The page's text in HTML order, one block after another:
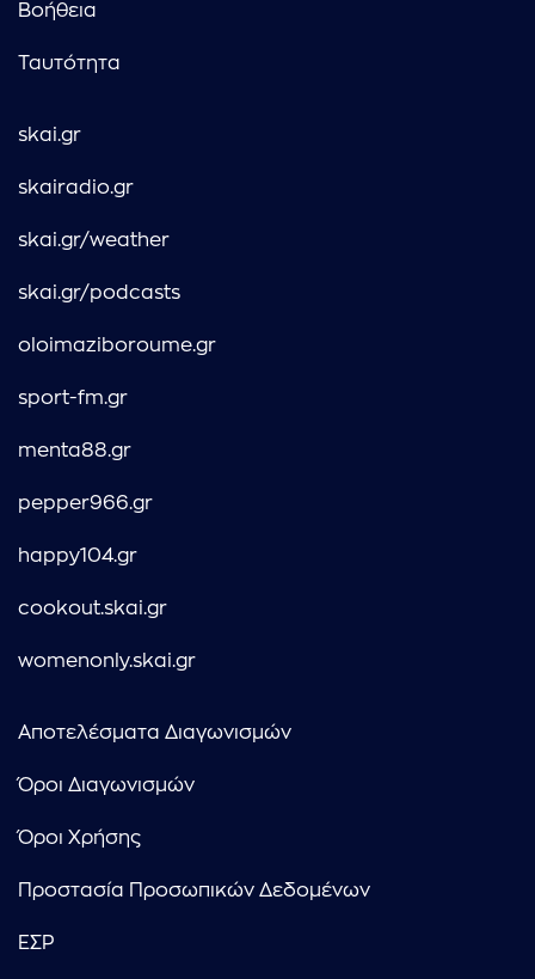
Βοήθεια
Ταυτότητα
skai.gr
skairadio.gr
skai.gr/weather
skai.gr/podcasts
oloimaziboroume.gr
sport-fm.gr
menta88.gr
pepper966.gr
happy104.gr
cookout.skai.gr
womenonly.skai.gr
Αποτελέσματα Διαγωνισμών
Όροι Διαγωνισμών
Όροι Χρήσης
Προστασία Προσωπικών Δεδομένων
ΕΣΡ